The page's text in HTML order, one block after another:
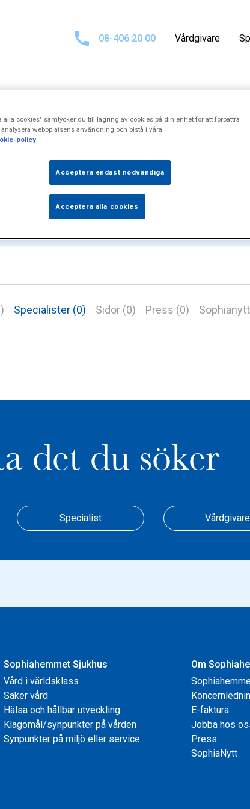
08-406 20 00 Vårdgivare
Specialister (0) Sidor (0) Press (0)
det du söker
Specialist Vårdgivare
Sophiahemmet Sjukhus
Vård i världsklass
Säker vård
Hälsa och hållbar utveckling
Klagomål/synpunkter på vården
Synpunkter på miljö eller service
Om
E-faktura
Jobba hos
Press
SophiaNytt
alla cookies" samtycker du till lagring av cookies på din enhet för att förbättra
webbplatsens användning och bistå i våra
policy
Acceptera endast nödvändiga
Acceptera alla cookies